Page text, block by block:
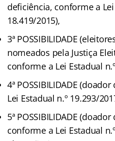
deficiência, conforme a
18.419/2015),
3ª POSSIBILIDADE
nomeados pela Justiça
conforme a Lei Estadual
4ª POSSIBILIDADE
Lei Estadual n.º 19.293/
5ª POSSIBILIDADE
conforme a Lei Estadual